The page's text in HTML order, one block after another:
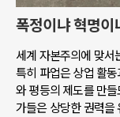
폭정이냐 혁명이
세계 자본주의에 맞서
특히 파업은 상업 활
와 평등의 제도를 만
가들은 상당한 권력을